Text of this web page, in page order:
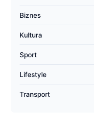
Biznes
Kultura
Sport
Lifestyle
Transport